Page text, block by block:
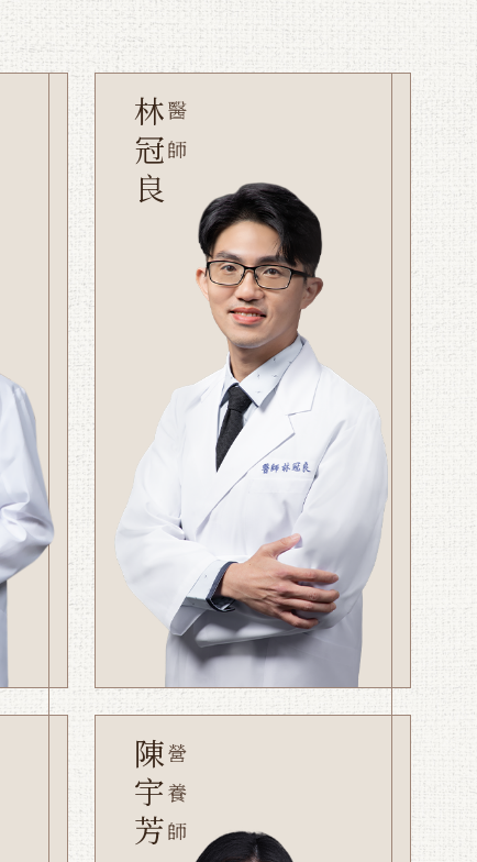
醫師
林冠良
營養師
陳宇芳